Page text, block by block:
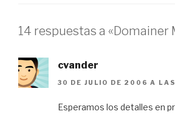
14 respuestas a «Domainer
cvander
30 DE JULIO DE 2006 A
Esperamos los detalles en